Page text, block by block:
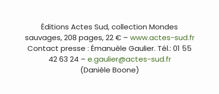
Éditions Actes Sud, collection Mondes
sauvages, 208 pages, 22 € – www.actes-sud.fr
Contact presse : Émanuèle Gaulier. Tél.: 01 55
42 63 24 – e.gaulier@actes-sud.fr
(Danièle Boone)